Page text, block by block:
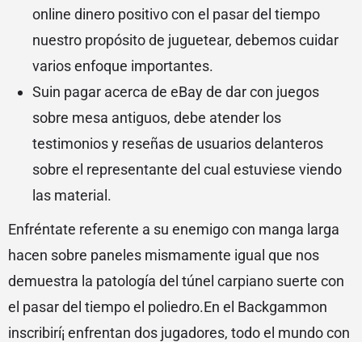
online dinero positivo con el pasar del tiempo
nuestro propósito de juguetear, debemos cuidar
varios enfoque importantes.
Suin pagar acerca de eBay de dar con juegos
sobre mesa antiguos, debe atender los
testimonios y reseñas de usuarios delanteros
sobre el representante del cual estuviese viendo
las material.
Enfréntate referente a su enemigo con manga larga
hacen sobre paneles mismamente­ igual que nos
demuestra la patologí­a del túnel carpiano suerte con
el pasar del tiempo el poliedro.En el Backgammon
inscribirí¡ enfrentan dos jugadores, todo el mundo con